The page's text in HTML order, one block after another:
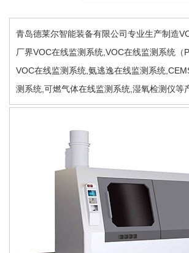
青岛德莱尔智能装备有限公司专业生产制造
厂界VOC在线监测系统,VOC在线监测系统（
VOC在线监测系统,氨逃逸在线监测系统
测系统,可燃气体在线监测系统,湿氧检测仪等